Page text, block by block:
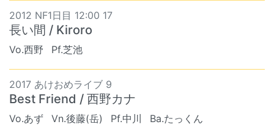
2012 NF1日目 12:00 17
長い間 / Kiroro
Vo.西野 Pf.芝池
2017 あけおめライブ 9
Best Friend / 西野カナ
Vo.あず Vn.後藤(岳) Pf.中川
Ba.たっくん